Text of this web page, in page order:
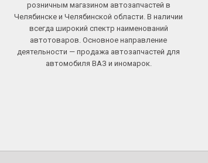
розничным магазином автозапчастей в
Челябинске и Челябинской области. В наличии
всегда широкий спектр наименований
автотоваров. Основное направление
деятельности — продажа автозапчастей для
автомобиля ВАЗ и иномарок.